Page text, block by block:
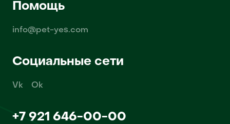
Помощь
info@pet-yes.com
Социальные сети
Vk Ok
+7 921 646-00-00